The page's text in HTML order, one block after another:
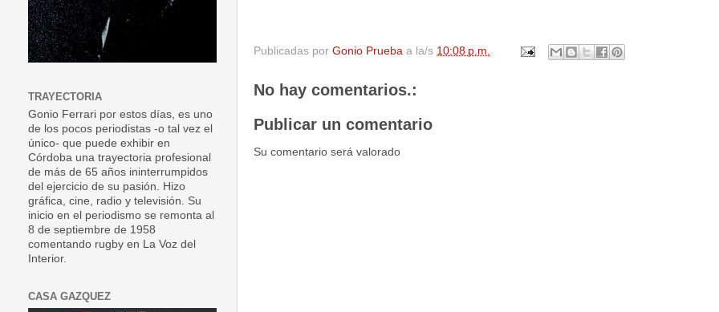
Publicadas por Gonio Prueba a la/s 10:08 p.m.
No hay comentarios.:
Publicar un comentario
Su comentario será valorado
TRAYECTORIA
Gonio Ferrari por estos días, es uno
de los pocos periodistas -o tal vez el
único- que puede exhibir en
Córdoba una trayectoria profesional
de más de 65 años ininterrumpidos
del ejercicio de su pasión. Hizo
gráfica, cine, radio y televisión. Su
inicio en el periodismo se remonta al
8 de septiembre de 1958
comentando rugby en La Voz del
Interior.
CASA GAZQUEZ